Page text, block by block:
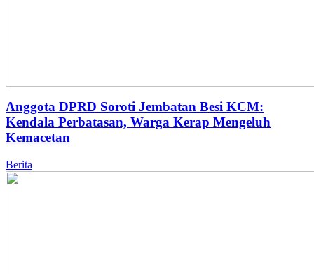
Anggota DPRD Soroti Jembatan Besi KCM:
Kendala Perbatasan, Warga Kerap Mengeluh
Kemacetan
Berita